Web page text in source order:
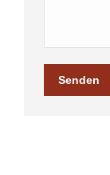
Senden